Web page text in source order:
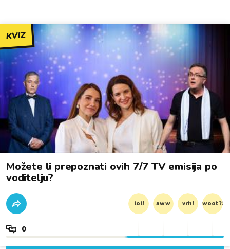
KVIZ
Možete li prepoznati ovih 7/7 TV emisija po
voditelju?
lol! aww vrh! woot?!
0